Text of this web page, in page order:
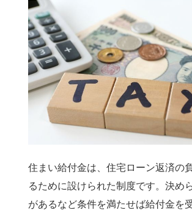
住まい給付金は、住宅ローン返済の
るために設けられた制度です。決め
があるなど条件を満たせば給付金を